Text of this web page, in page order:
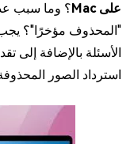
على Mac
؟ وما سبب
"المحذوف مؤخرًا"؟
الأسئلة بالإضافة إلى
استرداد الصور المحذوفة